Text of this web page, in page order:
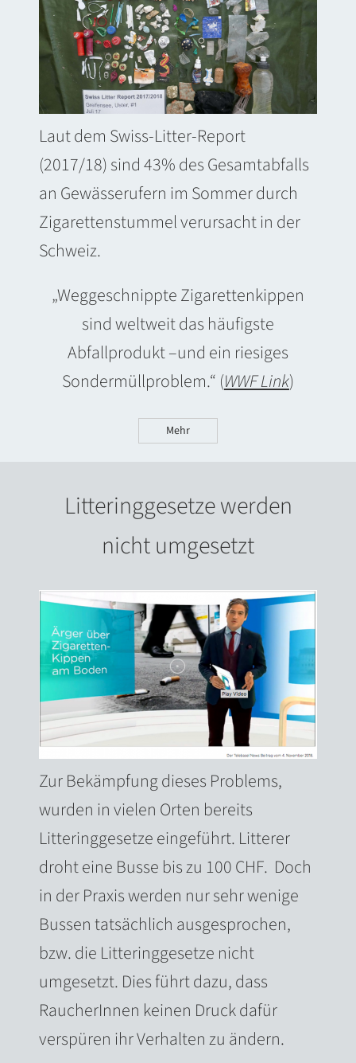
Laut dem Swiss-Litter-Report
(2017/18) sind 43% des Gesamtabfalls
an Gewässerufern im Sommer durch
Zigarettenstummel verursacht in der
Schweiz.
„Weggeschnippte Zigarettenkippen
sind weltweit das häufigste
Abfallprodukt –und ein riesiges
Sondermüllproblem.“ (WWF Link)
Mehr
Litteringgesetze werden
nicht umgesetzt
Zur Bekämpfung dieses Problems,
wurden in vielen Orten bereits
Litteringgesetze eingeführt. Litterer
droht eine Busse bis zu 100 CHF. Doch
in der Praxis werden nur sehr wenige
Bussen tatsächlich ausgesprochen,
bzw. die Litteringgesetze nicht
umgesetzt. Dies führt dazu, dass
RaucherInnen keinen Druck dafür
verspüren ihr Verhalten zu ändern.